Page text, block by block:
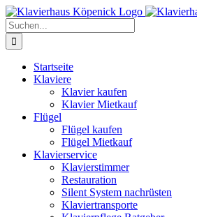
Zum
Inhalt
springen
Suche
nach:
Startseite
Klaviere
Klavier kaufen
Klavier Mietkauf
Flügel
Flügel kaufen
Flügel Mietkauf
Klavierservice
Klavierstimmer
Restauration
Silent System nachrüsten
Klaviertransporte